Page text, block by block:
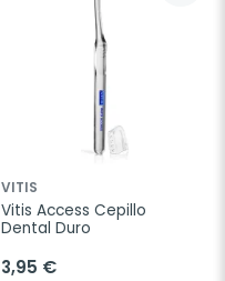
VITIS
Vitis Access Cepillo
Dental Duro
3,95 €